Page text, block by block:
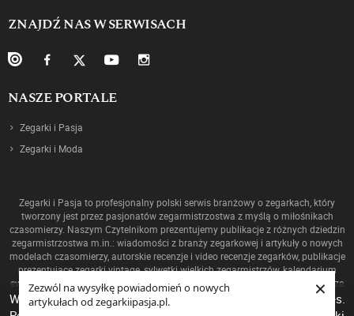
Zezwól na wysyłkę powiadomień o nowych
artykułach od zegarkiipasja.pl.
×
ZNAJDŹ NAS W SERWISACH
NASZE PORTALE
Zegarki i Pasja
Zegarki i Moda
Zegarki i Pasja to profesjonalny polski serwis branżowy o zegarkach, który
tworzony jest przez pasjonatów zegarmistrzostwa z myślą o miłośnikach
czasomierzy. Naszym Czytelnikom prezentujemy publikacje z różnych dziedzin
zegarmistrzostwa m.in.: wiadomości z branży zegarkowej i artykuły o nowych
modelach czasomierzy, autorskie recenzje i video recenzje zegarków, publikacje
prezentujące zegarki vintage, sylwetki wielkich zegarmistrzów, kalendarium
ewolucji mechanizmów oraz historię zegarmistrzostwa, a także ciekawostki ze
świata zegarków!
W celu poprawienia jakości usług korzystamy z plików cookies.